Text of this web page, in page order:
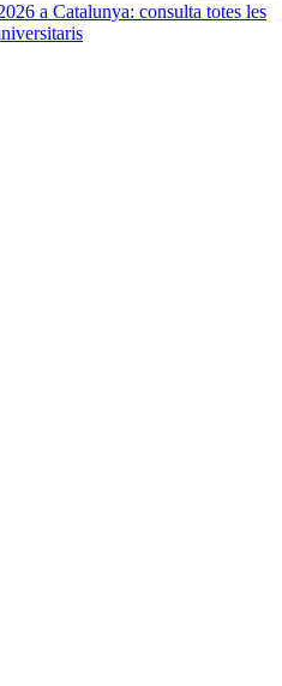
a Catalunya: consulta totes les